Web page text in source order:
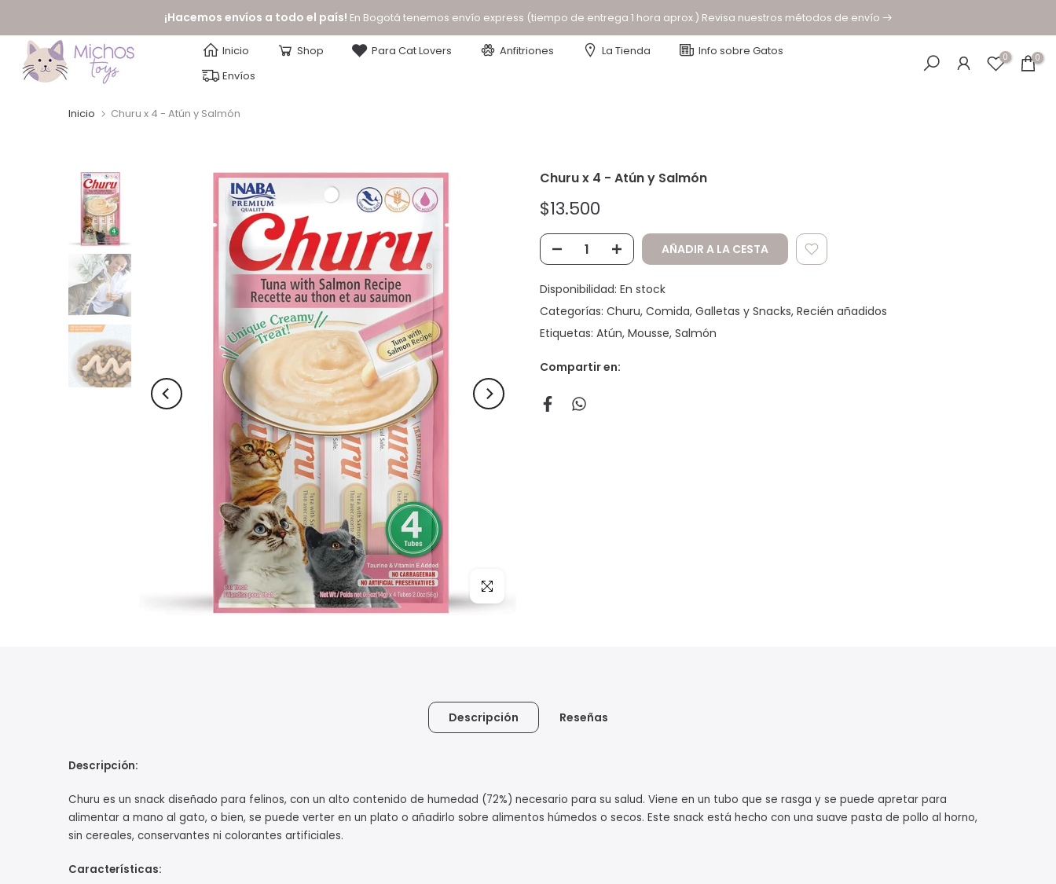
al
contenido
¡Hacemos envíos a todo el país! En Bogotá tenemos envío express (tiempo de entrega 1 hora aprox.) Revisa nuestros métodos de envío
Inicio Shop Para Cat Lovers Anfitriones La Tienda
Info sobre Gatos
Envíos
0 0
Inicio Churu x 4 - Atún y Salmón
Click para agrandar
Churu x 4 - Atún y Salmón
$13.500
AÑADIR A LA CESTA
Disponibilidad: En stock
Categorías: Churu Comida Galletas y Snacks Recién añadidos
Etiquetas: Atún Mousse Salmón
Compartir en:
Descripción Reseñas
Descripción:
Churu es un snack diseñado para felinos, con un alto contenido de humedad (72%) necesario para su salud. Viene en un tubo que se rasga y se puede apretar para
alimentar a mano al gato, o bien, se puede verter en un plato o añadirlo sobre alimentos húmedos o secos. Este snack está hecho con una suave pasta de pollo al horno,
sin cereales, conservantes ni colorantes artificiales.
Características: